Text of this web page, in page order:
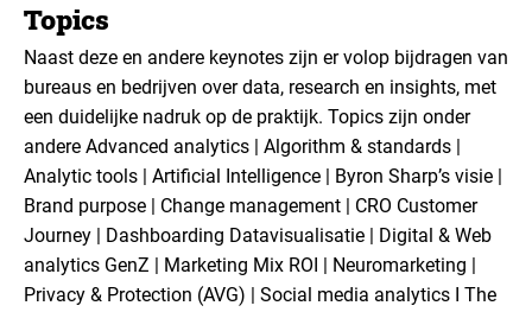
Topics
Naast deze en andere keynotes zijn er volop bijdragen van
bureaus en bedrijven over data, research en insights, met
een duidelijke nadruk op de praktijk. Topics zijn onder
andere Advanced analytics | Algorithm & standards |
Analytic tools | Artificial Intelligence | Byron Sharp’s visie |
Brand purpose | Change management | CRO Customer
Journey | Dashboarding Datavisualisatie | Digital & Web
analytics GenZ | Marketing Mix ROI | Neuromarketing |
Privacy & Protection (AVG) | Social media analytics I The